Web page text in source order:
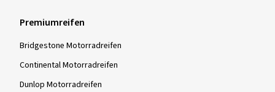
Premiumreifen
Bridgestone Motorradreifen
Continental Motorradreifen
Dunlop Motorradreifen